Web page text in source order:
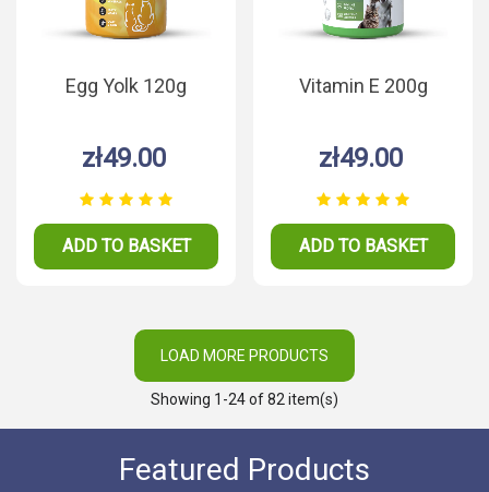
Egg Yolk 120g
zł49.00
ADD TO BASKET
Vitamin E 200g
zł49.00
ADD TO BASKET
LOAD MORE PRODUCTS
Showing 1 -24 of 82 item(s)
Featured Products